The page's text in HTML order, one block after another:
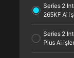
Series 2
265KF Ai
Series 2
Plus Ai